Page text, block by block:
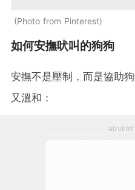
Photo from Pinterest
如何安撫吠叫的狗狗
安撫不是壓制，而是協助
又溫和：